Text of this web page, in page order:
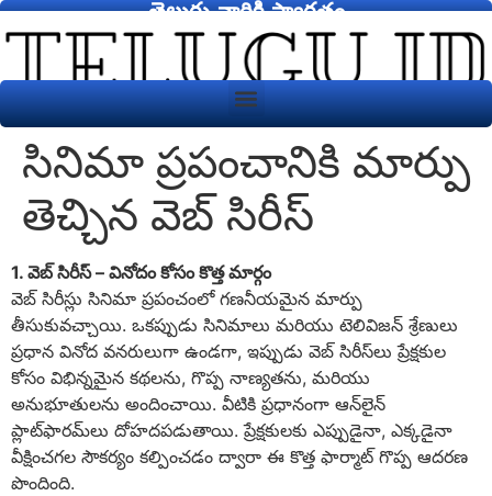
తెలుగు వారికి స్వాగతం
సినిమా ప్రపంచానికి మార్పు
తెచ్చిన వెబ్ సిరీస్
1. వెబ్ సిరీస్ – వినోదం కోసం కొత్త మార్గం
వెబ్ సిరీస్లు సినిమా ప్రపంచంలో గణనీయమైన మార్పు
తీసుకువచ్చాయి. ఒకప్పుడు సినిమాలు మరియు టెలివిజన్ శ్రేణులు
ప్రధాన వినోద వనరులుగా ఉండగా, ఇప్పుడు వెబ్ సిరీస్‌లు ప్రేక్షకుల
కోసం విభిన్నమైన కథలను, గొప్ప నాణ్యతను, మరియు
అనుభూతులను అందించాయి. వీటికి ప్రధానంగా ఆన్‌లైన్
ప్లాట్‌ఫారమ్‌లు దోహదపడుతాయి. ప్రేక్షకులకు ఎప్పుడైనా, ఎక్కడైనా
వీక్షించగల సౌకర్యం కల్పించడం ద్వారా ఈ కొత్త ఫార్మాట్ గొప్ప ఆదరణ
పొందింది.